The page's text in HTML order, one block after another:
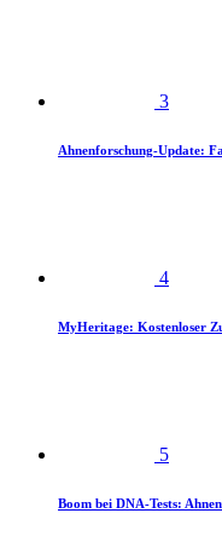
3
Ahnenforschung-Update:
4
MyHeritage: Kostenloser
5
Boom bei DNA-Tests: